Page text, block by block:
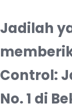
Jadilah
Control:
No. 1 di